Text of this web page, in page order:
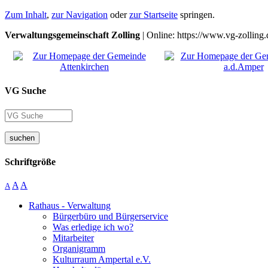
Zum Inhalt, zur Navigation oderzur Startseite springen.
Verwaltungsgemeinschaft Zolling | Online: https://www.vg-
VG Suche
suchen
Schriftgröße
A A A
Rathaus - Verwaltung
Bürgerbüro und Bürgerservice
Was erledige ich wo?
Mitarbeiter
Organigramm
Kulturraum Ampertal e.V.